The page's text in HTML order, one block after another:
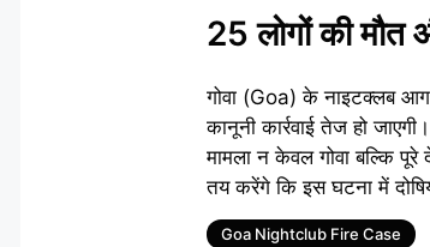
25 लोगों की मौत
गोवा (Goa) के नाइटक्लब
कानूनी कार्रवाई तेज हो
मामला न केवल गोवा बल्कि
तय करेंगे कि इस घटना में
Tags
Goa Nightclub Fire Case